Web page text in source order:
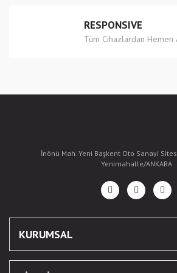
RESPONSIVE
Tüm Cihazlardan Hemen
İnönü Mah. Yeni Başkent Oto Sanayi
Yenimahalle/ANKARA
KURUMSAL